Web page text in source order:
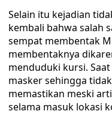
Selain itu kejadian
kembali bahwa salah
sempat membentak
membentaknya
menduduki kursi.
masker sehingga
memastikan meski
selama masuk lokasi